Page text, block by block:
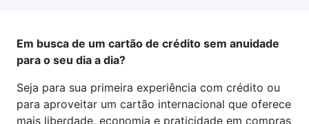
Em busca de um cartão de crédito sem anuidade
para o seu dia a dia?
Seja para sua primeira experiência com crédito ou
para aproveitar um cartão internacional que oferece
mais liberdade, economia e praticidade em compras